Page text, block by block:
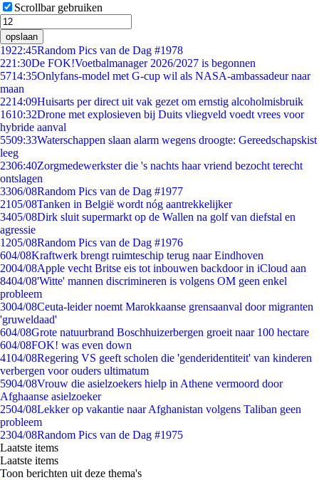
Scrollbar gebruiken
opslaan
1922:45Random Pics van de Dag #1978
221:30De FOK!Voetbalmanager 2026/2027 is begonnen
5714:35Onlyfans-model met G-cup wil als NASA-ambassadeur naar
maan
2214:09Huisarts per direct uit vak gezet om ernstig alcoholmisbruik
1610:32Drone met explosieven bij Duits vliegveld voedt vrees voor
hybride aanval
5509:33Waterschappen slaan alarm wegens droogte: Gereedschapskist
leeg
2306:40Zorgmedewerkster die 's nachts haar vriend bezocht terecht
ontslagen
3306/08Random Pics van de Dag #1977
2105/08Tanken in België wordt nóg aantrekkelijker
3405/08Dirk sluit supermarkt op de Wallen na golf van diefstal en
agressie
1205/08Random Pics van de Dag #1976
604/08Kraftwerk brengt ruimteschip terug naar Eindhoven
2004/08Apple vecht Britse eis tot inbouwen backdoor in iCloud aan
8404/08'Witte' mannen discrimineren is volgens OM geen enkel
probleem
3004/08Ceuta-leider noemt Marokkaanse grensaanval door migranten
'gruweldaad'
604/08Grote natuurbrand Boschhuizerbergen groeit naar 100 hectare
604/08FOK! was even down
4104/08Regering VS geeft scholen die 'genderidentiteit' van kinderen
verbergen voor ouders ultimatum
5904/08Vrouw die asielzoekers hielp in Athene vermoord door
Afghaanse asielzoeker
2504/08Lekker op vakantie naar Afghanistan volgens Taliban geen
probleem
2304/08Random Pics van de Dag #1975
Laatste items
Laatste items
Toon berichten uit deze thema's